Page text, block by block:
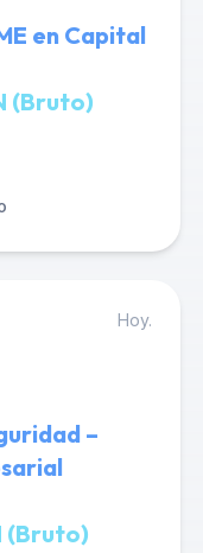
en Capital
(Bruto)
Hoy.
–
(Bruto)